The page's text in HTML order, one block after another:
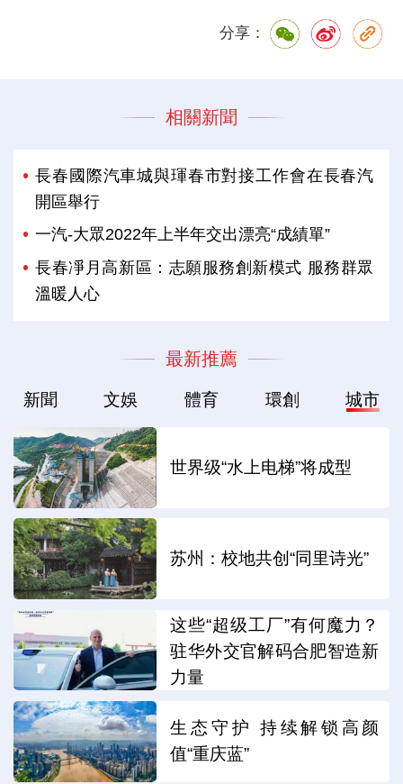
分享：
相關新聞
長春國際汽車城與琿春市對接工作會在長春汽
開區舉行
一汽-大眾2022年上半年交出漂亮“成績單”
長春凈月高新區：志願服務創新模式 服務群眾
溫暖人心
最新推薦
新聞 文娛 體育 環創 城市
世界级“水上电梯”将成型
苏州：校地共创“同里诗光”
这些“超级工厂”有何魔力？
驻华外交官解码合肥智造新
力量
生态守护 持续解锁高颜
值“重庆蓝”